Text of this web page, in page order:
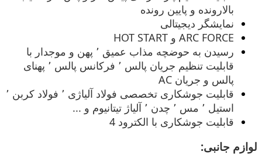
بالارونده و پایین رونده
نمایشگر دیجیتالی
ARC FORCE و HOT START
رسیدن به حوضچه مذاب عمیق ٬ پهن و موجدار با
قابلیت تنظیم جریان پالس ٬ فرکانس پالس ٬ پهنای
پالس و جریان AC
قابلیت جوشکاری تخصصی فولاد آلیاژی ٬ فولاد کربن ٬
استیل ٬ مس ٬ چدن ٬ آلیاژ تیتانیوم و ...
قابلیت جوشکاری با الکترود 4
لوازم جانبی: